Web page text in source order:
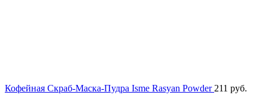
Кофейная Скраб-Маска-Пудра Isme Rasyan Powder 211 руб.